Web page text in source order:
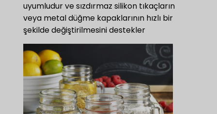
uyumludur ve sızdırmaz silikon tıkaçların
veya metal düğme kapaklarının hızlı bir
şekilde değiştirilmesini destekler